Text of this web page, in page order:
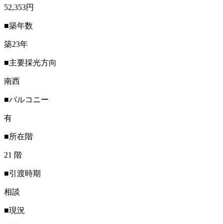
52,353円
■築年数
築23年
■主要採光方向
南西
■バルコニー
有
■所在階
21 階
■引渡時期
相談
■現況